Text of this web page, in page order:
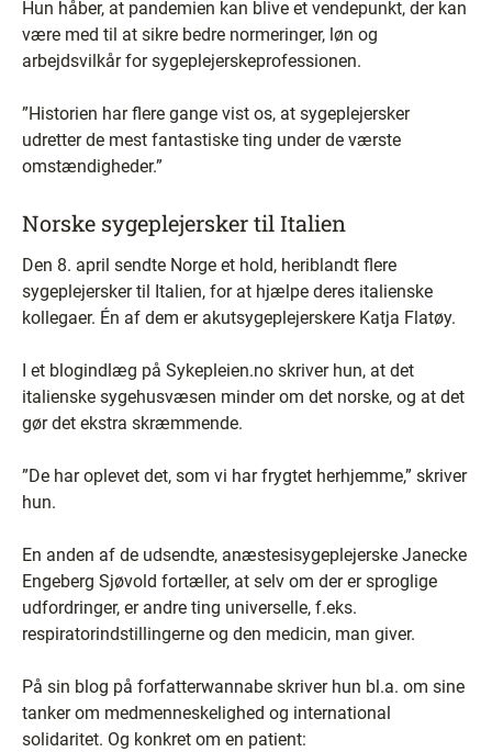
Hun håber, at pandemien kan blive et vendepunkt, der kan
være med til at sikre bedre normeringer, løn og
arbejdsvilkår for sygeplejerskeprofessionen.
”Historien har flere gange vist os, at sygeplejersker
udretter de mest fantastiske ting under de værste
omstændigheder.”
Norske sygeplejersker til Italien
Den 8. april sendte Norge et hold, heriblandt flere
sygeplejersker til Italien, for at hjælpe deres italienske
kollegaer. Én af dem er akutsygeplejerskere Katja Flatøy.
I et blogindlæg på Sykepleien.no skriver hun, at det
italienske sygehusvæsen minder om det norske, og at det
gør det ekstra skræmmende.
”De har oplevet det, som vi har frygtet herhjemme,” skriver
hun.
En anden af de udsendte, anæstesisygeplejerske Janecke
Engeberg Sjøvold fortæller, at selv om der er sproglige
udfordringer, er andre ting universelle, f.eks.
respiratorindstillingerne og den medicin, man giver.
På sin blog på forfatterwannabe skriver hun bl.a. om sine
tanker om medmenneskelighed og international
solidaritet. Og konkret om en patient: